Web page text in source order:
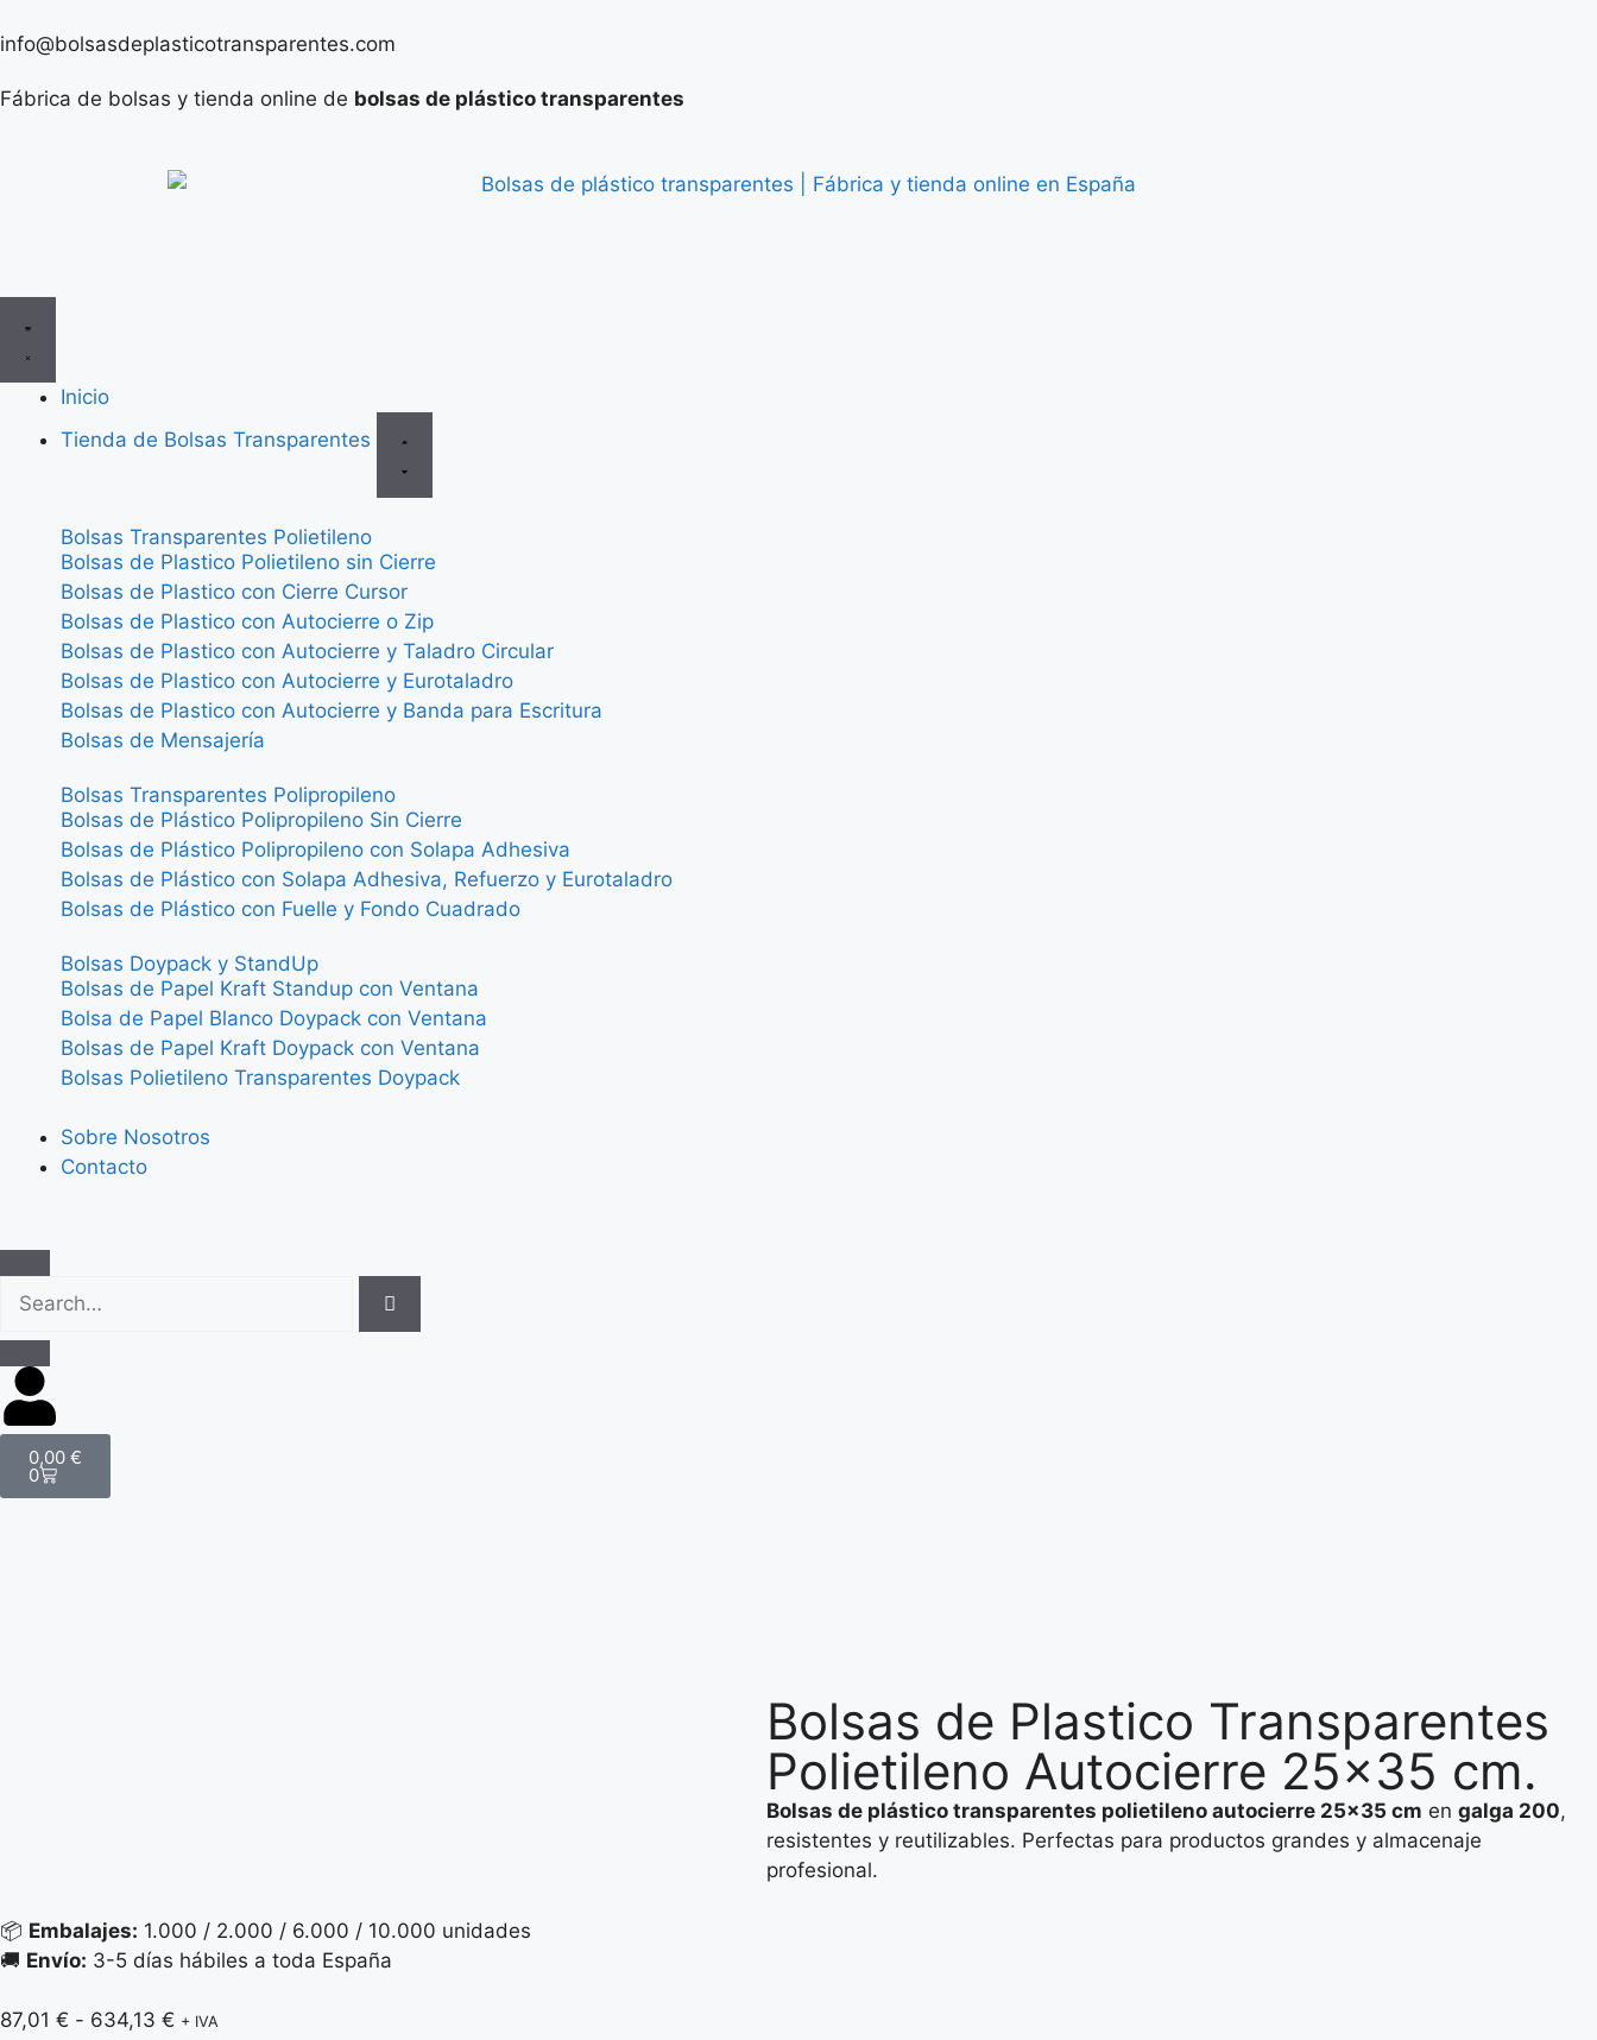
info@bolsasdeplasticotransparentes.com
Fábrica de bolsas y tienda online de bolsas de plástico transparentes
Inicio
Tienda de Bolsas Transparentes
Bolsas Transparentes Polietileno
Bolsas de Plastico Polietileno sin Cierre
Bolsas de Plastico con Cierre Cursor
Bolsas de Plastico con Autocierre o Zip
Bolsas de Plastico con Autocierre y Taladro Circular
Bolsas de Plastico con Autocierre y Eurotaladro
Bolsas de Plastico con Autocierre y Banda para Escritura
Bolsas de Mensajería
Bolsas Transparentes Polipropileno
Bolsas de Plástico Polipropileno Sin Cierre
Bolsas de Plástico Polipropileno con Solapa Adhesiva
Bolsas de Plástico con Solapa Adhesiva, Refuerzo y Eurotaladro
Bolsas de Plástico con Fuelle y Fondo Cuadrado
Bolsas Doypack y StandUp
Bolsas de Papel Kraft Standup con Ventana
Bolsa de Papel Blanco Doypack con Ventana
Bolsas de Papel Kraft Doypack con Ventana
Bolsas Polietileno Transparentes Doypack
Sobre Nosotros
Contacto
0,00 €
0
Bolsas de Plastico Transparentes
Polietileno Autocierre 25×35 cm.
Bolsas de plástico transparentes polietileno autocierre 25×35 cm engalga 200,
resistentes y reutilizables. Perfectas para productos grandes y almacenaje
profesional.
📦 Embalajes: 1.000 / 2.000 / 6.000 / 10.000 unidades
🚚 Envío: 3-5 días hábiles a toda España
87,01 € - 634,13 € + IVA